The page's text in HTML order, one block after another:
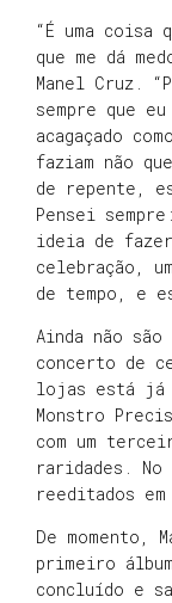
“É uma coisa
que me dá
Manel Cruz.
sempre que
acagaçado
faziam não
de repente,
Pensei
ideia de
celebração,
de tempo, e
Ainda não
concerto de
lojas está já
Monstro
com um
raridades. No
reeditados
De momento,
primeiro
concluído e